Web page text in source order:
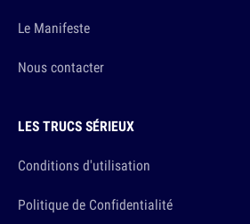
Le Manifeste
Nous contacter
LES TRUCS SÉRIEUX
Conditions d'utilisation
Politique de Confidentialité